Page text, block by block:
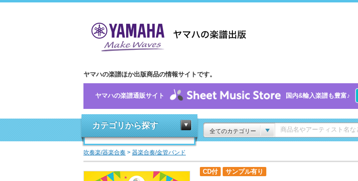
ヤマハの楽譜ほか出版商品の情報サイトです。
ヤマハの楽譜通販サイト 国内&輸入楽譜も豊富♪
カテゴリから探す
全てのカテゴリー
吹奏楽/器楽合奏 > 器楽合奏/金管バンド
CD付 サンプル有り